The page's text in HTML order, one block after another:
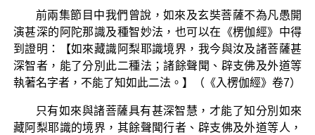
前兩集節目中我們曾說，如來及玄奘菩薩不為凡愚開
演甚深的阿陀那識及種智妙法，也可以在《楞伽經》中得
到證明：【如來藏識阿梨耶識境界，我今與汝及諸菩薩甚
深智者，能了分別此二種法；諸餘聲聞、辟支佛及外道等
執著名字者，不能了知如此二法。】（《入楞伽經》卷7）
只有如來與諸菩薩具有甚深智慧，才能了知分別如來
藏阿梨耶識的境界，其餘聲聞行者、辟支佛及外道等人，